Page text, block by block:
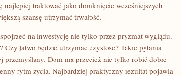
traktować jako domknięcie wcześniejszych
szansę utrzymać trwałość.
na inwestycję nie tylko przez pryzmat wyglądu.
łatwo będzie utrzymać czystość? Takie pytania
przemyślany. Dom ma przecież nie tylko robić dobre
rytm życia. Najbardziej praktyczny rezultat pojawia